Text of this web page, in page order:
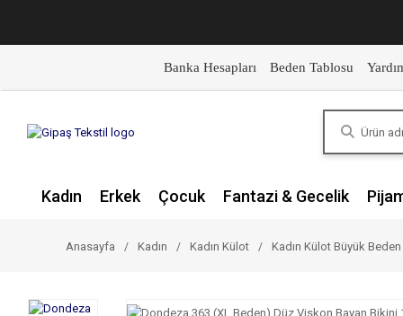
Banka Hesapları Beden Tablosu
Kadın Erkek Çocuk Fantazi & Gecelik
Anasayfa Kadın Kadın Külot Kadın Külot Büyük Beden